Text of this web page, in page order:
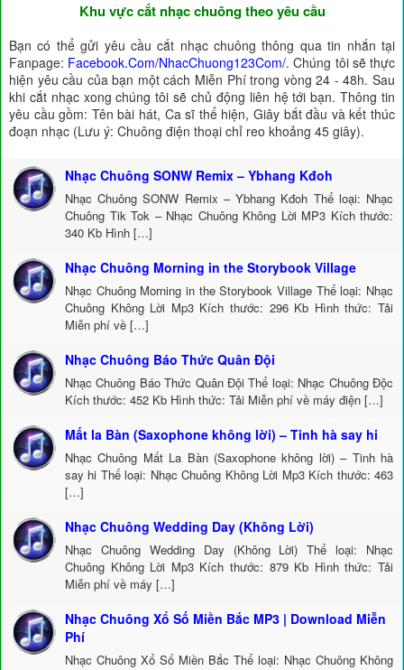
Khu vực cắt nhạc chuông theo yêu cầu
Bạn có thể gửi yêu cầu cắt nhạc chuông thông qua tin nhắn tại
Fanpage: Facebook.Com/NhacChuong123Com/. Chúng tôi sẽ thực
hiện yêu cầu của bạn một cách Miễn Phí trong vòng 24 - 48h. Sau
khi cắt nhạc xong chúng tôi sẽ chủ động liên hệ tới bạn. Thông tin
yêu cầu gồm: Tên bài hát, Ca sĩ thể hiện, Giây bắt đầu và kết thúc
đoạn nhạc (Lưu ý: Chuông điện thoại chỉ reo khoảng 45 giây).
Nhạc Chuông SONW Remix – Ybhang Kđoh
Nhạc Chuông SONW Remix – Ybhang Kđoh Thể loại: Nhạc
Chuông Tik Tok – Nhạc Chuông Không Lời MP3 Kích thước:
340 Kb Hình […]
Nhạc Chuông Morning in the Storybook Village
Nhạc Chuông Morning in the Storybook Village Thể loại: Nhạc
Chuông Không Lời Mp3 Kích thước: 296 Kb Hình thức: Tải
Miễn phí về […]
Nhạc Chuông Báo Thức Quân Đội
Nhạc Chuông Báo Thức Quân Đội Thể loại: Nhạc Chuông Độc
Kích thước: 452 Kb Hình thức: Tải Miễn phí về máy điện […]
Mất la Bàn (Saxophone không lời) – Tinh hà say hi
Nhạc Chuông Mất La Bàn (Saxophone không lời) – Tinh hà
say hi Thể loại: Nhạc Chuông Không Lời Mp3 Kích thước: 463
[…]
Nhạc Chuông Wedding Day (Không Lời)
Nhạc Chuông Wedding Day (Không Lời) Thể loại: Nhạc
Chuông Không Lời Mp3 Kích thước: 879 Kb Hình thức: Tải
Miễn phí về máy […]
Nhạc Chuông Xổ Số Miền Bắc MP3 | Download Miễn
Phí
Nhạc Chuông Xổ Số Miền Bắc Thể loại: Nhạc Chuông Không